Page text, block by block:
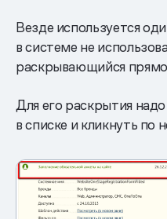
Везде используется
в системе не
раскрывающийся
Для его раскрытия
в списке и кликнуть по